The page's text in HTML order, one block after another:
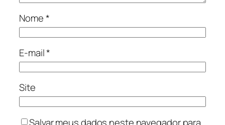
Nome*
E-mail*
Site
Salvar meus dados neste navegador para